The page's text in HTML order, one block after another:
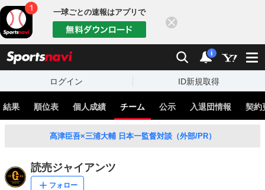
一球ごとの速報はアプリで
検索 通知
i
ログイン ID新規取得
結果 順位表 個人成績 チーム 公示 入退団情報 契約
髙津臣吾×三浦大輔 日本一監督対談（外部/PR）
読売ジャイアンツ
フォロー